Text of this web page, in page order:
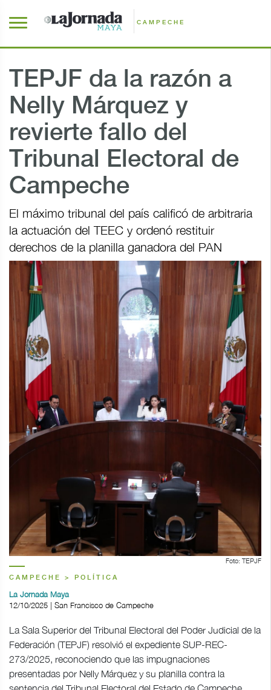
CAMPECHE
TEPJF da la razón a
Nelly Márquez y
revierte fallo del
Tribunal Electoral de
Campeche
El máximo tribunal del país calificó de arbitraria
la actuación del TEEC y ordenó restituir
derechos de la planilla ganadora del PAN
Foto: TEPJF
CAMPECHE > POLÍTICA
La Jornada Maya
12/10/2025 | San Francisco de Campeche
La Sala Superior del Tribunal Electoral del Poder Judicial de la
Federación (TEPJF) resolvió el expediente SUP-REC-
273/2025, reconociendo que las impugnaciones
presentadas por Nelly Márquez y su planilla contra la